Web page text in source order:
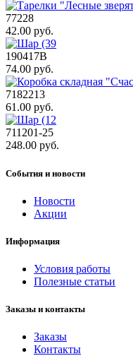
77228
42.00 руб.
190417B
74.00 руб.
7182213
61.00 руб.
711201-25
248.00 руб.
События и новости
Новости
Акции
Информация
Условия работы
Полезные статьи
Заказы и контакты
Заказы
Контакты